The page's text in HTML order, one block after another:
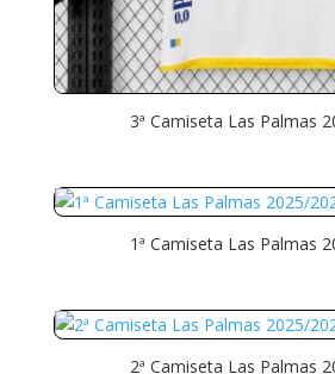
3ª Camiseta Las Palmas
1ª Camiseta Las Palmas
2ª Camiseta Las Palmas